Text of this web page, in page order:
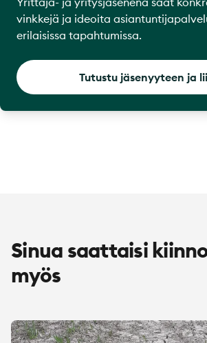
vinkkejä ja ideoita
erilaisissa tapahtumissa.
Tutustu jäsenyyteen ja
Sinua saattaisi
myös